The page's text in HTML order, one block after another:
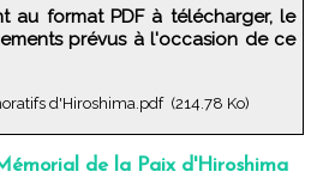
au format PDF à télécharger, le
prévus à l'occasion de ce
d'Hiroshima.pdf (214.78 Ko)
de la Paix d'Hiroshima